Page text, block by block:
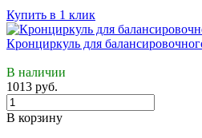
Купить в 1 клик
Кронциркуль для
В наличии
1013 руб.
В корзину